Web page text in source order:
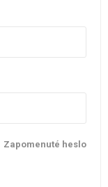
Zapomenuté heslo